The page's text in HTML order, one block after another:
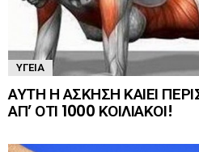
ΥΓΕΊΑ
ΑΥΤΗ Η ΑΣΚΗΣΗ ΚΑΙΕΙ
ΑΠ’ ΟΤΙ 1000 ΚΟΙΛΙΑΚΟΙ!